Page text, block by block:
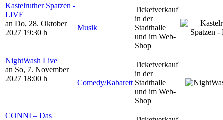
Kastelruther Spatzen -
LIVE
an Do, 28. Oktober
2027 19:30 h
Musik
Ticketverkauf
in der
Stadthalle
und im Web-
Shop
NightWash Live
an So, 7. November
2027 18:00 h Comedy/Kabarett
Ticketverkauf
in der
Stadthalle
und im Web-
Shop
CONNI – Das